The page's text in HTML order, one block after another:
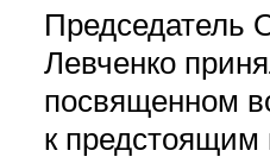
Председатель
Левченко
посвященном
к